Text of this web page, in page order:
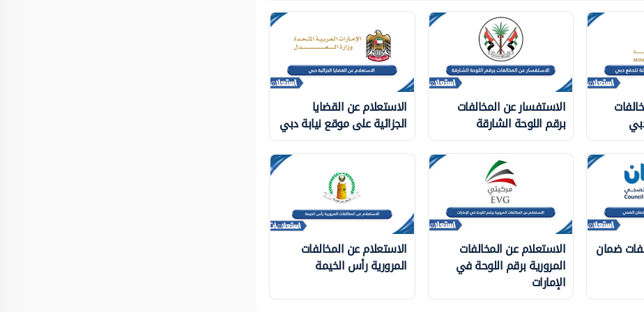
الاستفسار عن المخالفات
برقم اللوحة الشارقة
الاستعلام عن القضايا
الجزائية على موقع نيابة دبي
ضمان الاستعلام عن المخالفات
المرورية برقم اللوحة في
الإمارات
الاستعلام عن المخالفات
المرورية رأس الخيمة